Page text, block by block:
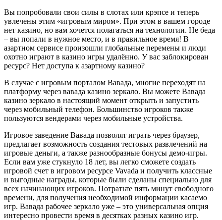
Вы попробовали свои силы в слотах или крэпсе и теперь
увлечены этим «игровым миром». При этом в вашем городе
нет казино, но вам хочется полагаться на технологии. Не беда
– вы попали в нужное место, и в правильное время! В
азартном сервисе произошли глобальные перемены и люди
охотно играют в казино игры удалённо. У вас заблокирован
ресурс? Нет доступа к азартному казино?
В случае с игровым порталом Вавада, многие переходят на
платформу через вавада казино зеркало. Вы можете Вавада
казино зеркало в настоящий момент открыть и запустить
через мобильный телефон. Большинство игроков также
пользуются вендерами через мобильные устройства.
Игровое заведение Вавада позволят играть через браузер,
предлагает возможность создания тестовых развлечений на
игровые деньги, а также разнообразные бонусы демо-игры.
Если вам уже стукнуло 18 лет, вы легко сможете создать
игровой счет в игровом ресурсе Vavada и получить классные
и выгодные награды, которые были сделаны специально для
всех начинающих игроков. Потратьте пять минут свободного
времени, для получения необходимой информации касаемо
игр. Вавада рабочее зеркало уже – это универсальная опция
интересно провести время в десятках разных казино игр.